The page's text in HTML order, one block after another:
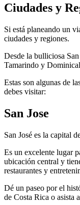
Ciudades y
Si está planeando un
ciudades y regiones.
Desde la bulliciosa
Tamarindo y
Estas son algunas de
debes visitar:
San Jose
San José es la capital
Es un excelente lugar
ubicación central y
restaurantes y
Dé un paseo por el
de Costa Rica o asista